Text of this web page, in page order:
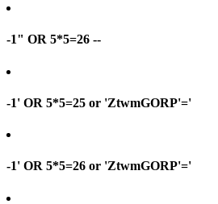
-1" OR 5*5=26 --
-1' OR 5*5=25 or 'ZtwmGORP'='
-1' OR 5*5=26 or 'ZtwmGORP'='